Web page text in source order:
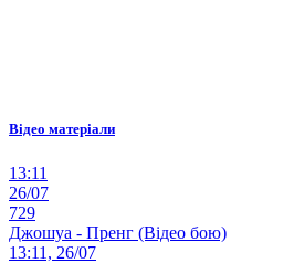
Відео матеріали
13:11
26/07
729
Джошуа - Пренг (Відео бою)
13:11, 26/07